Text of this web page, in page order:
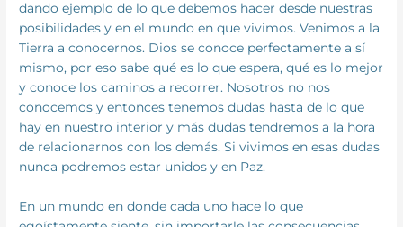
dando ejemplo de lo que debemos hacer desde nuestras
posibilidades y en el mundo en que vivimos. Venimos a la
Tierra a conocernos. Dios se conoce perfectamente a sí
mismo, por eso sabe qué es lo que espera, qué es lo mejor
y conoce los caminos a recorrer. Nosotros no nos
conocemos y entonces tenemos dudas hasta de lo que
hay en nuestro interior y más dudas tendremos a la hora
de relacionarnos con los demás. Si vivimos en esas dudas
nunca podremos estar unidos y en Paz.
En un mundo en donde cada uno hace lo que